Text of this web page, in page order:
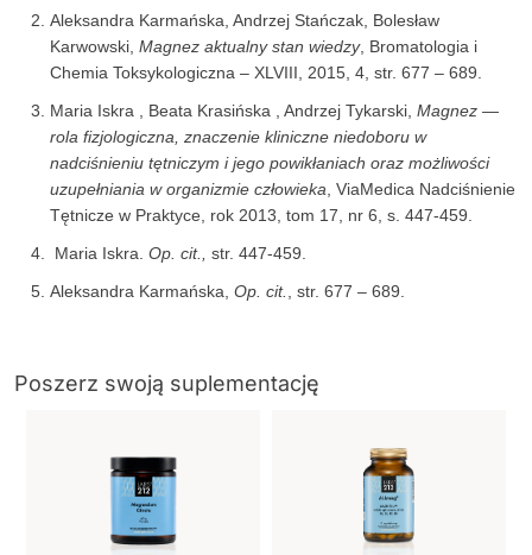
Aleksandra Karmańska, Andrzej Stańczak, Bolesław
Karwowski, Magnez aktualny stan wiedzy, Bromatologia i
Chemia Toksykologiczna – XLVIII, 2015, 4, str. 677 – 689.
Maria Iskra , Beata Krasińska , Andrzej Tykarski, Magnez —
rola fizjologiczna, znaczenie kliniczne niedoboru w
nadciśnieniu tętniczym i jego powikłaniach oraz możliwości
uzupełniania w organizmie człowieka , ViaMedica Nadciśnienie
Tętnicze w Praktyce, rok 2013, tom 17, nr 6, s. 447-459.
Maria Iskra. Op. cit., str. 447-459.
Aleksandra Karmańska, Op. cit. , str. 677 – 689.
Poszerz swoją suplementację